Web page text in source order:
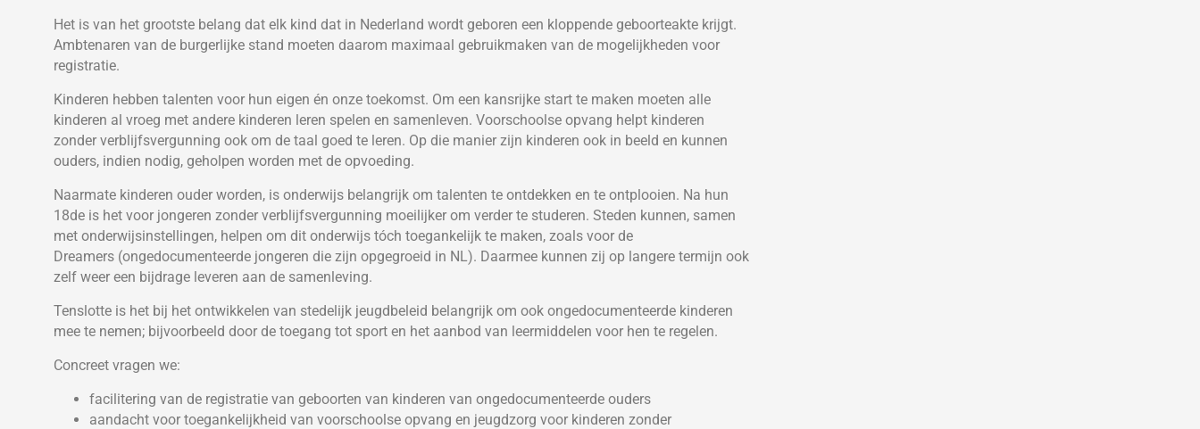
Het is van het grootste belang dat elk kind dat in Nederland wordt geboren een kloppende geboorteakte krijgt.
Ambtenaren van de burgerlijke stand moeten daarom maximaal gebruikmaken van de mogelijkheden voor
registratie.
Kinderen hebben talenten voor hun eigen én onze toekomst. Om een kansrijke start te maken moeten alle
kinderen al vroeg met andere kinderen leren spelen en samenleven. Voorschoolse opvang helpt kinderen
zonder verblijfsvergunning ook om de taal goed te leren. Op die manier zijn kinderen ook in beeld en kunnen
ouders, indien nodig, geholpen worden met de opvoeding.
Naarmate kinderen ouder worden, is onderwijs belangrijk om talenten te ontdekken en te ontplooien. Na hun
18de is het voor jongeren zonder verblijfsvergunning moeilijker om verder te studeren. Steden kunnen, samen
met onderwijsinstellingen, helpen om dit onderwijs tóch toegankelijk te maken, zoals voor de
Dreamers (ongedocumenteerde jongeren die zijn opgegroeid in NL). Daarmee kunnen zij op langere termijn ook
zelf weer een bijdrage leveren aan de samenleving.
Tenslotte is het bij het ontwikkelen van stedelijk jeugdbeleid belangrijk om ook ongedocumenteerde kinderen
mee te nemen; bijvoorbeeld door de toegang tot sport en het aanbod van leermiddelen voor hen te regelen.
Concreet vragen we:
facilitering van de registratie van geboorten van kinderen van ongedocumenteerde ouders
aandacht voor toegankelijkheid van voorschoolse opvang en jeugdzorg voor kinderen zonder